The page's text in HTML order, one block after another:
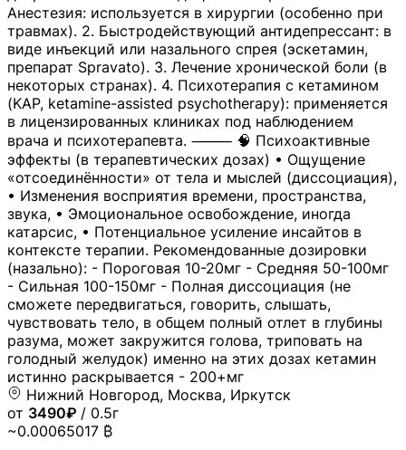
Анестезия: используется в хирургии (особенно при
травмах). 2. Быстродействующий антидепрессант: в
виде инъекций или назального спрея (эскетамин,
препарат Spravato). 3. Лечение хронической боли (в
некоторых странах). 4. Психотерапия с кетамином
(KAP, ketamine-assisted psychotherapy): применяется
в лицензированных клиниках под наблюдением
врача и психотерапевта. ⸻ 🧠 Психоактивные
эффекты (в терапевтических дозах) • Ощущение
«отсоединённости» от тела и мыслей (диссоциация),
• Изменения восприятия времени, пространства,
звука, • Эмоциональное освобождение, иногда
катарсис, • Потенциальное усиление инсайтов в
контексте терапии. Рекомендованные дозировки
(назально): - Пороговая 10-20мг - Средняя 50-100мг
- Сильная 100-150мг - Полная диссоциация (не
сможете передвигаться, говорить, слышать,
чувствовать тело, в общем полный отлет в глубины
разума, может закружится голова, триповать на
голодный желудок) именно на этих дозах кетамин
истинно раскрывается - 200+мг
Нижний Новгород, Москва, Иркутск
от 3490₽ / 0.5г
~0.00065017 ₿